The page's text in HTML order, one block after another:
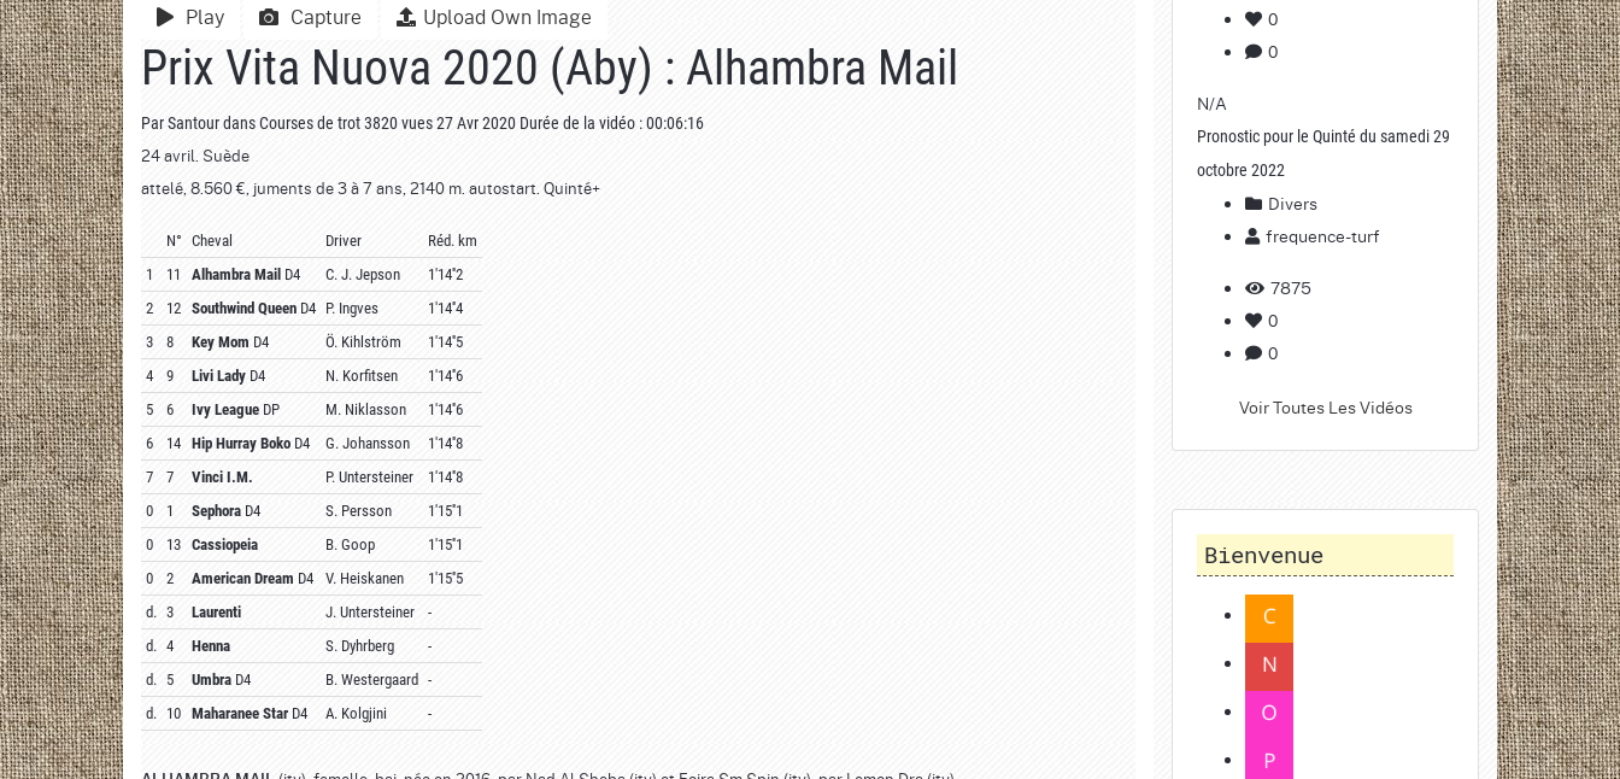
Play Capture Upload Own Image
Prix Vita Nuova 2020 (Aby) : Alhambra Mail
ParSantourdansCourses de trot3820 vues27 Avr 2020 Durée de la vidéo : 00:06:16
24 avril. Suède
attelé, 8.560 €, juments de 3 à 7 ans, 2140 m. autostart. Quinté+
N° Cheval Driver
Réd. km
1
11 Alhambra Mail D4 C. J. Jepson
1'14''2
2
12 Southwind Queen D4 P. Ingves
1'14''4
3
8 Key Mom D4 Ö. Kihlström
1'14''5
4
9 Livi Lady D4 N. Korfitsen
1'14''6
5
6 Ivy League DP M. Niklasson
1'14''6
6
14 Hip Hurray Boko D4 G. Johansson
1'14''8
7
7 Vinci I.M. P. Untersteiner
1'14''8
0
1 Sephora D4 S. Persson
1'15''1
0
13 Cassiopeia B. Goop
1'15''1
0
2 American Dream D4 V. Heiskanen
1'15''5
d. 3 Laurenti J. Untersteiner
-
d. 4 Henna S. Dyhrberg
-
d.
5 Umbra D4 B. Westergaard -
d.
10 Maharanee Star D4 A. Kolgjini -
0
0
N/A
Pronostic pour le Quinté du samedi 29
octobre 2022
Divers
frequence-turf
7875
0
0
Voir Toutes Les Vidéos
Bienvenue